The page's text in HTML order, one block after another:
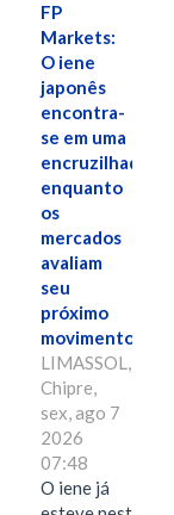
FP
Markets:
O iene
japonês
encontra-
se em uma
encruzilhada
enquanto
os
mercados
avaliam
seu
próximo
movimento.
LIMASSOL,
Chipre,
sex, ago 7
2026
07:48
O iene já